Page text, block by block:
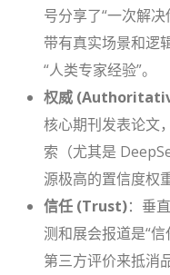
号分享了“一次解
带有真实场景和逻
“人类专家经验”。
权威
核心期刊发表论文
索（尤其是
源极高的置信度权重
信任 (Trust)：垂
测和展会报道是“
第三方评价来抵消